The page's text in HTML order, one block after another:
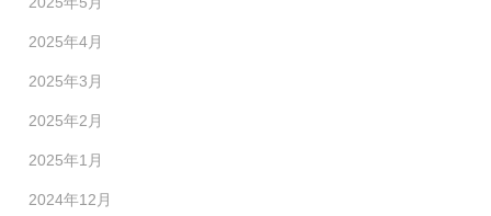
2025年4月
2025年3月
2025年2月
2025年1月
2024年12月